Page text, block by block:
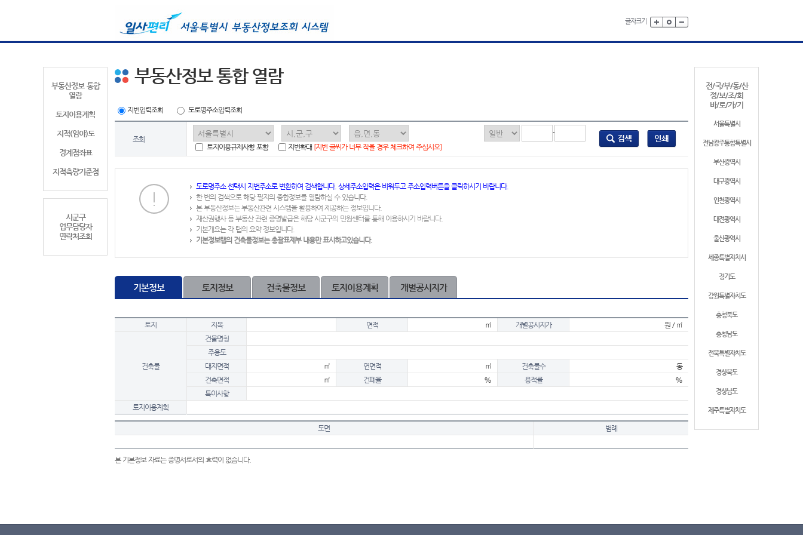
글자크기
부동산정보 통합
열람
토지이용계획
지적(임야)도
경계점좌표
지적측량기준점
시군구
업무담당자
연락처조회
전/국/부/동/산
정/보/조/회
바/로/가/기
서울특별시
전남광주통합특별시
부산광역시
대구광역시
인천광역시
대전광역시
울산광역시
세종특별자치시
경기도
강원특별자치도
충청북도
충청남도
전북특별자치도
경상북도
경상남도
제주특별자치도
부동산정보 통합 열람
지번입력조회 도로명주소입력조회
조회
-
토지이용규제사항 포함
지번확대 [지번 글씨가 너무 작을 경우 체크하여 주십시오]
도로명주소 선택시 지번주소로 변환하여 검색합니다. 상세주소입력은 비워두고 주소입력버튼을 클릭하시기 바랍니다.
한 번의 검색으로 해당 필지의 종합정보를 열람하실 수 있습니다.
본 부동산정보는 부동산관련 시스템을 활용하여 제공하는 정보입니다.
재산권행사 등 부동산 관련 증명발급은 해당 시군구의 민원센터를 통해 이용하시기 바랍니다.
기본개요는 각 탭의 요약 정보입니다.
기본정보탭의 건축물정보는 총괄표제부 내용만 표시하고있습니다.
기본정보 토지정보 건축물정보 토지이용계획 개별공시지가
토지 지목 면적 ㎡ 개별공시지가 원 / ㎡
건축물
건물명칭
주용도
대지면적
㎡ 연면적 ㎡ 건축물수
동
건축면적
㎡ 건폐율 % 용적률
%
특이사항
토지이용계획
도면 범례
본 기본정보 자료는 증명서로서의 효력이 없습니다.